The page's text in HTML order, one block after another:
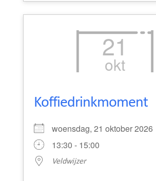
21
okt
Koffiedrinkmoment
woensdag, 21 oktober 2026
13:30 - 15:00
Veldwijzer